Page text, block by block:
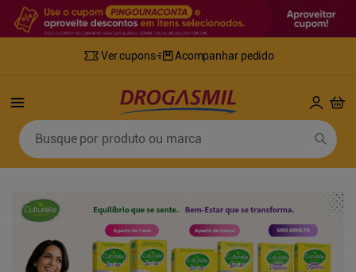
Ver cupons Acompanhar pedido
Busque por produto ou marca
Termos mais buscados
3º
retinol
fralda geriatrica
5º desodorante
8
º
tylenol
fralda xg
10º shampoo